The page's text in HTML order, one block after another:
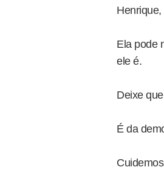
Henrique,
Ela pode
ele é.
Deixe
É da